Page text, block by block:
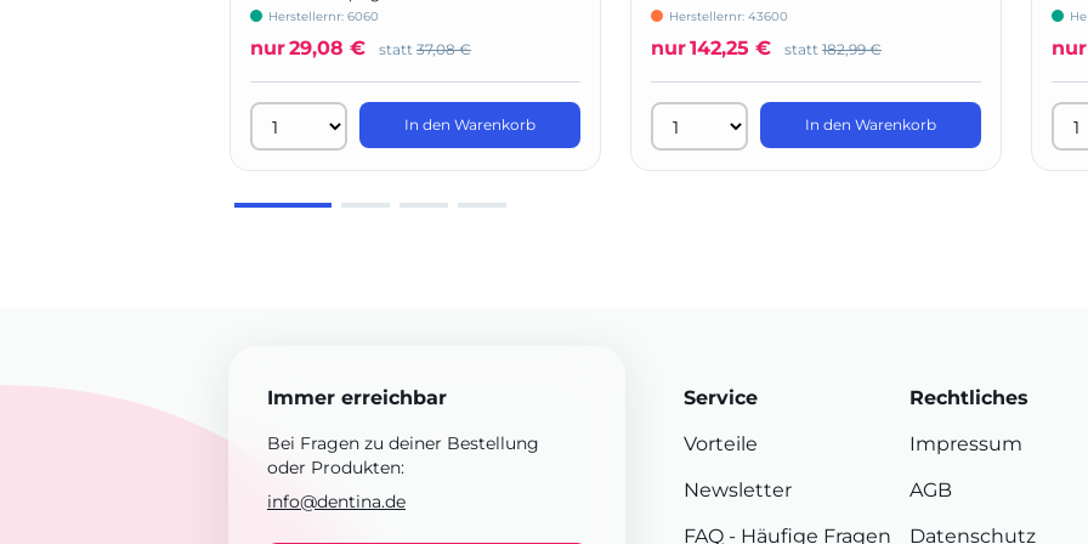
Herstellernr: 6060
nur29,08 € statt 37,08 €
In den Warenkorb
Herstellernr: 43600
nur142,25 € statt 182,99 €
In den Warenkorb
nur
Immer erreichbar
Bei Fragen zu deiner Bestellung
oder Produkten:
info@dentina.de
Service
Vorteile
Newsletter
FAQ - Häufige Fragen
Rechtliches
Impressum
AGB
Datenschutz